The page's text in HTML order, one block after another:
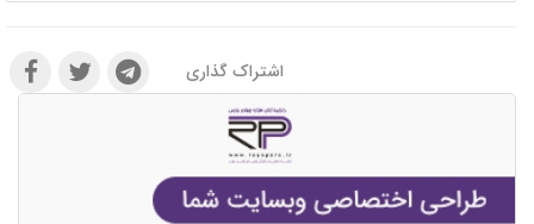
اشتراک گذاری